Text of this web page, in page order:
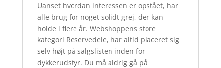
Uanset hvordan interessen er opstået, har
alle brug for noget solidt grej, der kan
holde i flere år. Webshoppens store
kategori Reservedele, har altid placeret sig
selv højt på salgslisten inden for
dykkerudstyr. Du må aldrig gå på